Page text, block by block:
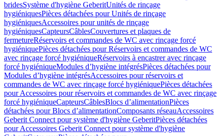
bridesSystème d'hygiène GeberitUnités de rinçage
hygiéniquesPièces détachées pour Unités de rinçage
hygiéniquesAccessoires pour unités de rinçage
hygiéniquesCapteursCâblesCouvertures et plaques de
fermetureRéservoirs et commandes de WC avec rinçage forcé
hygiéniquePièces détachées pour Réservoirs et commandes de WC
avec rinçage forcé hygiéniqueRéservoirs à encastrer avec rinçage
forcé hygiéniqueModules d’hygiène intégrésPièces détachées pour
Modules d’hygiène intégrésAccessoires pour réservoirs et
commandes de WC avec rinçage forcé hygiéniquePièces détachées
pour Accessoires pour réservoirs et commandes de WC avec rinçage
forcé hygiéniqueCapteursCâblesBlocs d’alimentationPièces
détachées pour Blocs d’alimentationComposants réseauAccessoires
Geberit Connect pour système d'hygiène GeberitPièces détachées
pour Accessoires Geberit Connect pour système d'hygiène